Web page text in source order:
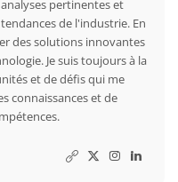
pertinentes et
de l'industrie. En
des solutions innovantes
Je suis toujours à la
et de défis qui me
connaissances et de